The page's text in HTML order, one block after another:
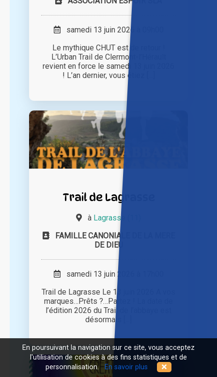
samedi 13 juin 2026 à 09h00
Le mythique CHUT est de retour !
L’Urban Trail de Clermont-l’Hérault
revient en force le samedi 13 juin 2026
! L’an dernier, vous étiez [...]
Trail de Lagrasse
à Lagrasse (11)
FAMILLE CANONIALE DE LA MERE
DE DIEU
samedi 13 juin 2026 à 17h00
Trail de Lagrasse Le 13 juin 2026 A vos
marques…Prêts ?…Partez ! La date de
l’édition 2026 du Trail de l’abbaye est
désormais [...]
En poursuivant la navigation sur ce site, vous acceptez
l'utilisation de cookies à des fins statistiques et de
personnalisation.En savoir plus